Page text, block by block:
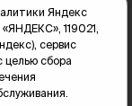
Яндекс
119021,
сервис
целью сбора